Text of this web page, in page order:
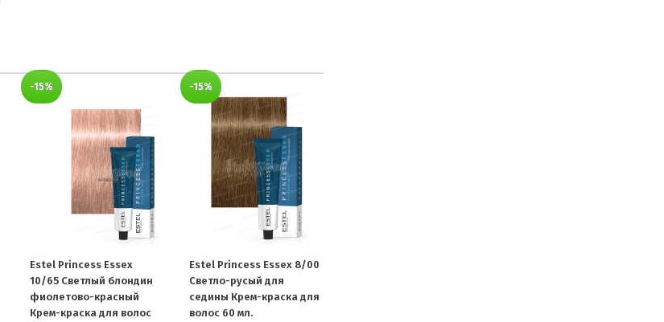
-15%
Estel Princess Essex
10/65 Светлый блондин
фиолетово-красный
Крем-краска для волос
-15%
Estel Princess Essex 8/00
Светло-русый для
седины Крем-краска для
волос 60 мл.